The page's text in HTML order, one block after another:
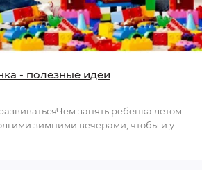
- полезные идеи
занять ребенка летом
зимними вечерами, чтобы и у